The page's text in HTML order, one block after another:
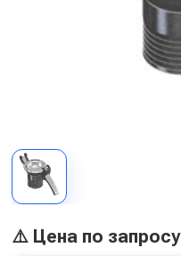
⚠️ Цена по запросу